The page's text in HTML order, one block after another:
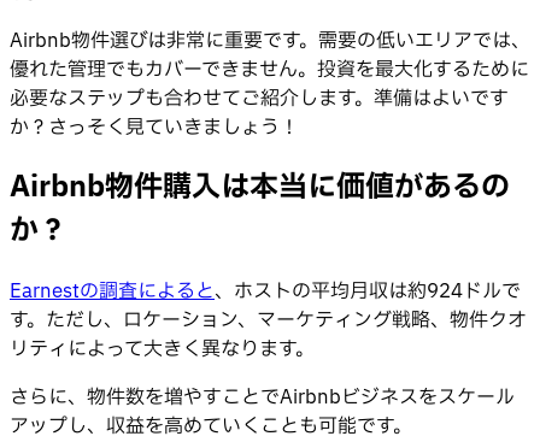
Airbnb物件選びは非常に重要です。需要の低いエリアでは、
優れた管理でもカバーできません。投資を最大化するために
必要なステップも合わせてご紹介します。準備はよいです
か？さっそく見ていきましょう！
Airbnb物件購入は本当に価値があるの
か？
Earnestの調査によると、ホストの平均月収は約924ドルで
す。ただし、ロケーション、マーケティング戦略、物件クオ
リティによって大きく異なります。
さらに、物件数を増やすことでAirbnbビジネスをスケール
アップし、収益を高めていくことも可能です。